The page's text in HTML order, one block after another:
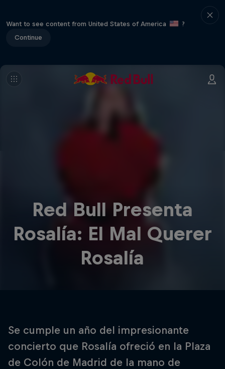
Want to see content from United States of America
?
Continue
Red Bull Presenta
Rosalía: El Mal Querer
Rosalía
Se cumple un año del impresionante
concierto que Rosalía ofreció en la Plaza
de Colón de Madrid de la mano de